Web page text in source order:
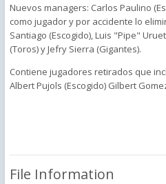
Nuevos managers: Carlos Paulino
como jugador y por accidente lo
Santiago (Escogido), Luis "Pipe"
(Toros) y Jefry Sierra (Gigantes).
Contiene jugadores retirados que
Albert Pujols (Escogido) Gilbert
File Information